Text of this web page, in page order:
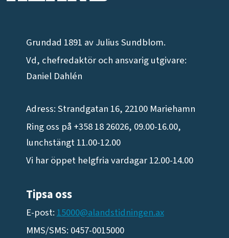
Grundad 1891 av Julius Sundblom.
Vd, chefredaktör och ansvarig utgivare:
Daniel Dahlén
Adress: Strandgatan 16, 22100 Mariehamn
Ring oss på +358 18 26026, 09.00-16.00,
lunchstängt 11.00-12.00
Vi har öppet helgfria vardagar 12.00-14.00
Tipsa oss
E-post:15000@alandstidningen.ax
MMS/SMS: 0457-0015000